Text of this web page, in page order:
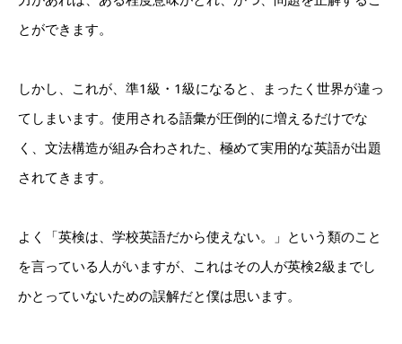
とができます。
しかし、これが、準1級・1級になると、まったく世界が違っ
てしまいます。使用される語彙が圧倒的に増えるだけでな
く、文法構造が組み合わされた、極めて実用的な英語が出題
されてきます。
よく「英検は、学校英語だから使えない。」という類のこと
を言っている人がいますが、これはその人が英検2級までし
かとっていないための誤解だと僕は思います。